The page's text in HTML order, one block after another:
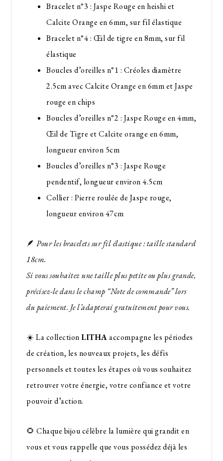
Bracelet n°3 : Jaspe Rouge en heishi et
Calcite Orange en 6mm, sur fil élastique
Bracelet n°4 : Œil de tigre en 8mm, sur fil
élastique
Boucles d’oreilles n°1 : Créoles diamètre
2.5cm avec Calcite Orange en 6mm et Jaspe
rouge en chips
Boucles d’oreilles n°2 : Jaspe Rouge en 4mm,
Œil de Tigre et Calcite orange en 6mm,
longueur environ 5cm
Boucles d’oreilles n°3 : Jaspe Rouge
pendentif, longueur environ 4.5cm
Collier : Pierre roulée de Jaspe rouge,
longueur environ 47cm
🪶Pour les bracelets sur fil élastique : taille standard
18cm.
Si vous souhaitez une taille plus petite ou plus grande,
précisez-le dans le champ “Note de commande” lors
du paiement. Je l’adapterai gratuitement pour vous.
☀️ La collectionLITHAaccompagne les périodes
de création, les nouveaux projets, les défis
personnels et toutes les étapes où vous souhaitez
retrouver votre énergie, votre confiance et votre
pouvoir d’action.
🌻 Chaque bijou célèbre la lumière qui grandit en
vous et vous rappelle que vous possédez déjà les